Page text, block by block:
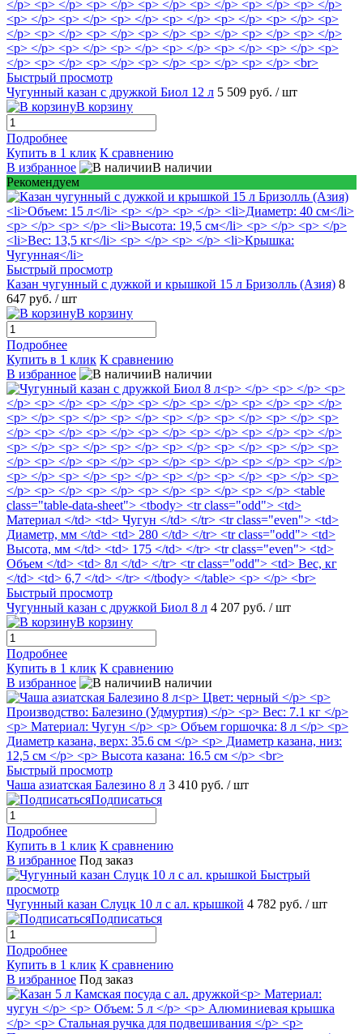
Быстрый просмотр
Чугунный казан с дружкой Биол 12 л 5 509 руб. / шт
В корзину
Подробнее
Купить в 1 клик К сравнению
В избранное
В наличии
Рекомендуем
Быстрый просмотр
Казан чугунный с дужкой и крышкой 15 л Бризолль (Азия) 8
647 руб. / шт
В корзину
Подробнее
Купить в 1 клик К сравнению
В избранное
В наличии
Быстрый просмотр
Чугунный казан с дружкой Биол 8 л 4 207 руб. / шт
В корзину
Подробнее
Купить в 1 клик К сравнению
В избранное
В наличии
Быстрый просмотр
Чаша азиатская Балезино 8 л 3 410 руб. / шт
Подписаться
Подробнее
Купить в 1 клик К сравнению
В избранное Под заказ
Быстрый
просмотр
Чугунный казан Слуцк 10 л с ал. крышкой 4 782 руб. / шт
Подписаться
Подробнее
Купить в 1 клик К сравнению
В избранное Под заказ